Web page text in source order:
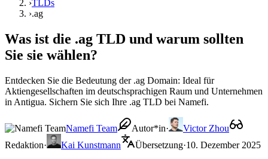
›TLDs
›.ag
Was ist die .ag TLD und warum sollten
Sie sie wählen?
Entdecken Sie die Bedeutung der .ag Domain: Ideal für
Aktiengesellschaften im deutschsprachigen Raum und Unternehmen
in Antigua. Sichern Sie sich Ihre .ag TLD bei Namefi.
Namefi Team Autor*in·
Victor Zhou
Redaktion· Kai Kunstmann Übersetzung·10. Dezember 2025